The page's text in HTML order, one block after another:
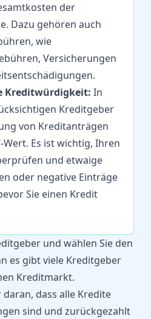
der
Dazu gehören auch
wie
Versicherungen
Kreditwürdigkeit: In
Kreditgeber
von Kreditanträgen
Wert. Es ist wichtig, Ihren
und etwaige
oder negative Einträge
Sie einen Kredit
und wählen Sie den
es gibt viele Kreditgeber
Kreditmarkt.
dass alle Kredite
sind und zurückgezahlt